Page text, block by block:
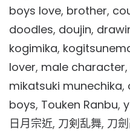
boys love, brother,
doodles, doujin,
kogimika,
lover, male character,
mikatsuki munechika,
boys, Touken Ranbu,
日月宗近, 刀剣乱舞, 刀